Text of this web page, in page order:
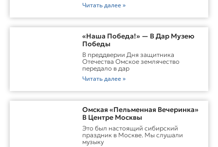
Читать далее »
«Наша Победа!» — В Дар Музею
Победы
В преддверии Дня защитника
Отечества Омское землячество
передало в дар
Читать далее »
Омская «Пельменная Вечеринка»
В Центре Москвы
Это был настоящий сибирский
праздник в Москве. Мы слушали
музыку